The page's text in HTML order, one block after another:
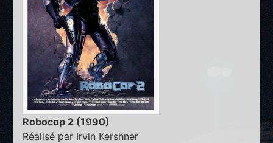
Robocop 2 (1990)
Réalisé par Irvin Kershner